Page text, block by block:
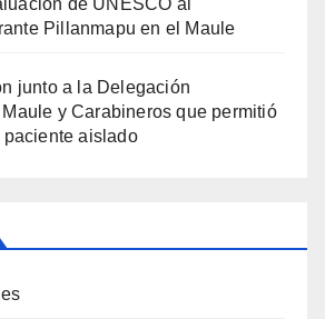
Pillanmapu en el Maule
junto a la Delegación
y Carabineros que permitió
aislado